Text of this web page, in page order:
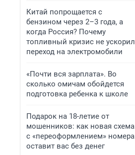
Китай попрощается с
бензином через 2–3 года, а
когда Россия? Почему
топливный кризис не ускорил
переход на электромобили
«Почти вся зарплата». Во
сколько омичам обойдется
подготовка ребенка к школе
Подарок на 18-летие от
мошенников: как новая схема
с «переоформлением» номера
оставит вас без денег